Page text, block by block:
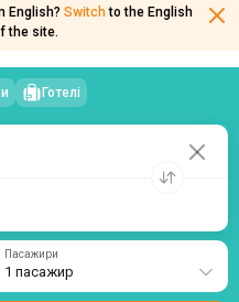
English? Switch to the English
the site.
Готелі
Пасажири
1 пасажир